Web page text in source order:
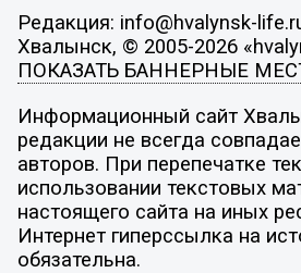
Редакция: info@hvalynsk-
Хвалынск, © 2005-2026
ПОКАЗАТЬ БАННЕРНЫЕ
Информационный сайт
редакции не всегда
авторов. При перепечатке
использовании текстовых
настоящего сайта на иных
Интернет гиперссылка на
обязательна.